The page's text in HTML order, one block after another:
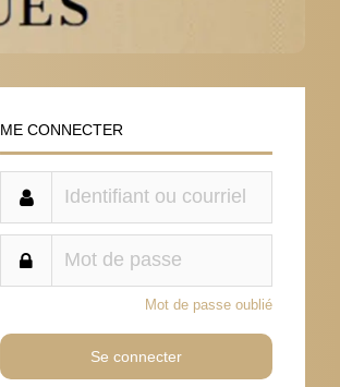
ME CONNECTER
Mot de passe oublié